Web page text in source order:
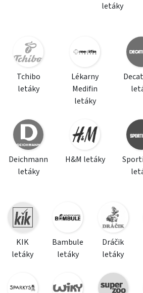
letáky
Tchibo
letáky
Lékarny
Medifin
letáky
Deichmann
letáky
H&M letáky
KIK
letáky
Bambule
letáky
Dráčik
letáky